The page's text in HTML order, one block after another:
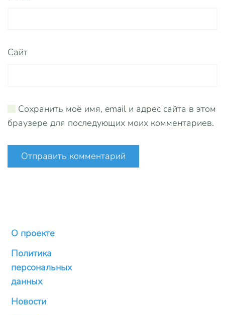
Сайт
Сохранить моё имя, email и адрес сайта в этом
браузере для последующих моих комментариев.
Отправить комментарий
О проекте
Политика
персональных
данных
Новости